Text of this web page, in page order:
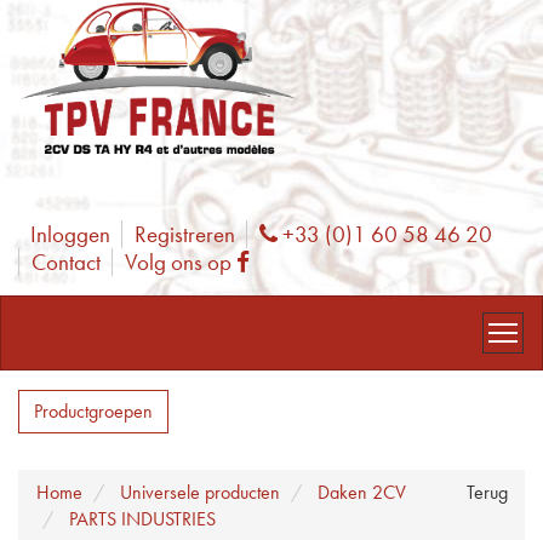
Inloggen Registreren Phone
+33 (0)1 60 58 46 20
Contact
Volg ons op Facebook
Productgroepen
Terug
Home Universele producten
Daken 2CV
PARTS INDUSTRIES